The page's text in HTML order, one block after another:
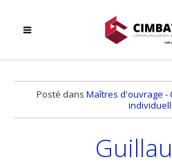
Posté dans Maîtres d'ouvrage -